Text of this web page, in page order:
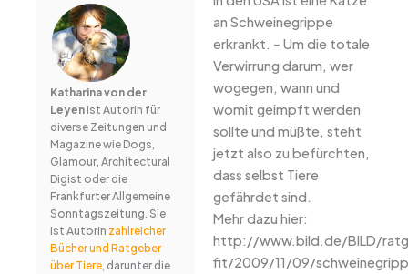
Katharina von der
Leyenist Autorin für
diverse Zeitungen und
Magazine wie Dogs,
Glamour, Architectural
Digist oder die
Frankfurter Allgemeine
Sonntagszeitung. Sie
ist Autorin zahlreicher
Bücher und Ratgeber
über Tiere, darunter die
an Schweinegrippe
erkrankt. – Um die totale
Verwirrung darum, wer
wogegen, wann und
womit geimpft werden
sollte und müßte, steht
jetzt also zu befürchten,
dass selbst Tiere
gefährdet sind.
Mehr dazu hier:
http://www.bild.de/BILD/
fit/2009/11/09/